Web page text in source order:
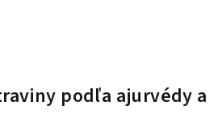
podľa ajurvédy a